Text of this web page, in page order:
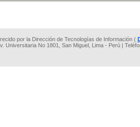
por la Dirección de Tecnologías de Información (
Universitaria No 1801, San Miguel, Lima - Perú |